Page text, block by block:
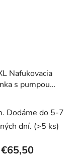
Nafukovacia
s pumpou
modrá
Dodáme do 5-7
dní. (>5 ks)
€65,50